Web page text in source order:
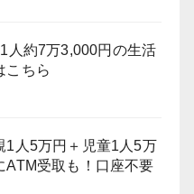
1人約7万3,000円の生活
こちら
1人5万円＋児童1人5万
ATM受取も！口座不要